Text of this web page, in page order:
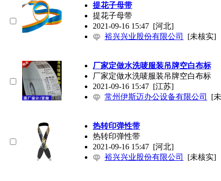
提花子母带
提花子母带
2021-09-16 15:47 [河北]
裕兴兴业股份有限公司
[未核实]
厂家定做水洗唛服装吊牌空白布标
厂家定做水洗唛服装吊牌空白布标
2021-09-16 15:47 [江苏]
常州伊斯迈办公设备有限公司
[
热转印弹性带
热转印弹性带
2021-09-16 15:47 [河北]
裕兴兴业股份有限公司
[未核实]